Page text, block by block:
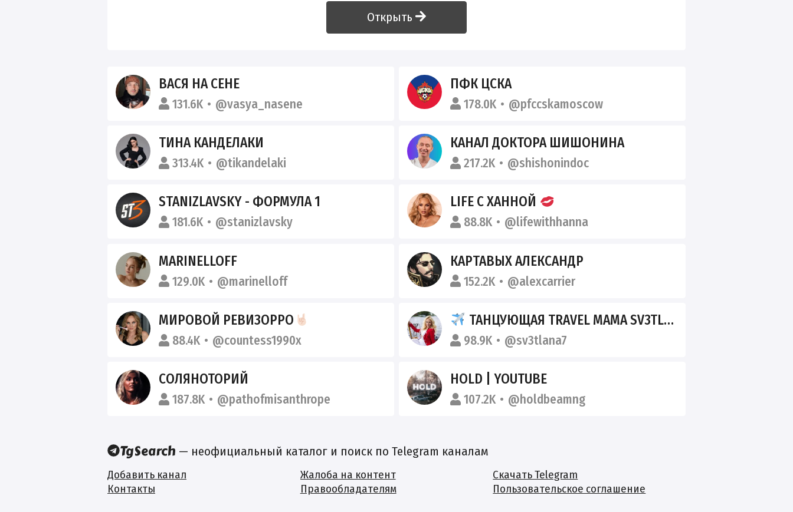
Открыть
ВАСЯ НА СЕНЕ
131.6K @vasya_nasene
ПФК ЦСКА
178.0K @pfccskamoscow
ТИНА КАНДЕЛАКИ
313.4K @tikandelaki
КАНАЛ ДОКТОРА ШИШОНИНА
217.2K @shishonindoc
STANIZLAVSKY - ФОРМУЛА 1
181.6K @stanizlavsky
LIFE С ХАННОЙ
88.8K @lifewithhanna
MARINELLOFF
129.0K @marinelloff
КАРТАВЫХ АЛЕКСАНДР
152.2K @alexcarrier
МИРОВОЙ РЕВИЗОРРО
88.4K @countess1990x
ТАНЦУЮЩАЯ TRAVEL МАМА SV3TLANA7
98.9K @sv3tlana7
СОЛЯНОТОРИЙ
187.8K @pathofmisanthrope
HOLD | YOUTUBE
107.2K @holdbeamng
— неофициальный каталог и поиск по Telegram каналам
Добавить канал
Контакты
Жалоба на контент
Правообладателям
Скачать Telegram
Пользовательское соглашение